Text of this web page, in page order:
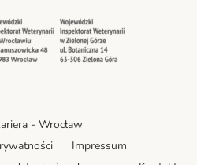
Security
- Wrocław
Impressum